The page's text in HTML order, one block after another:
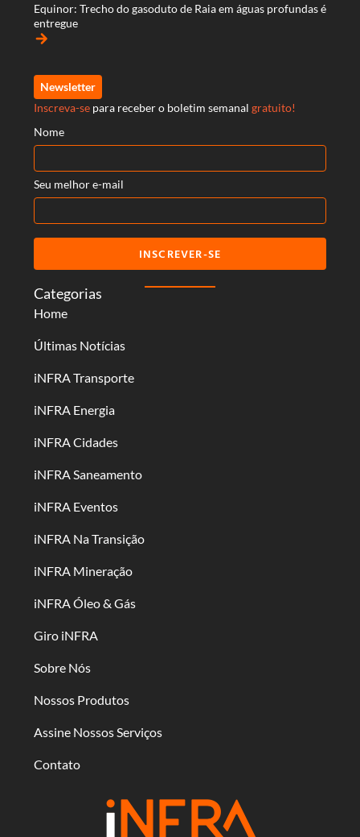
Categorias
Home
Últimas Notícias
iNFRA Transporte
iNFRA Energia
iNFRA Cidades
iNFRA Saneamento
iNFRA Eventos
iNFRA Na Transição
iNFRA Mineração
iNFRA Óleo & Gás
Giro iNFRA
Sobre Nós
Nossos Produtos
Assine Nossos Serviços
Contato
Equinor: Trecho do gasoduto de Raia em águas profundas é
entregue
arrow_forward
Newsletter
Inscreva-se para receber o boletim semanal gratuito!
Nome
Seu melhor e-mail
INSCREVER-SE